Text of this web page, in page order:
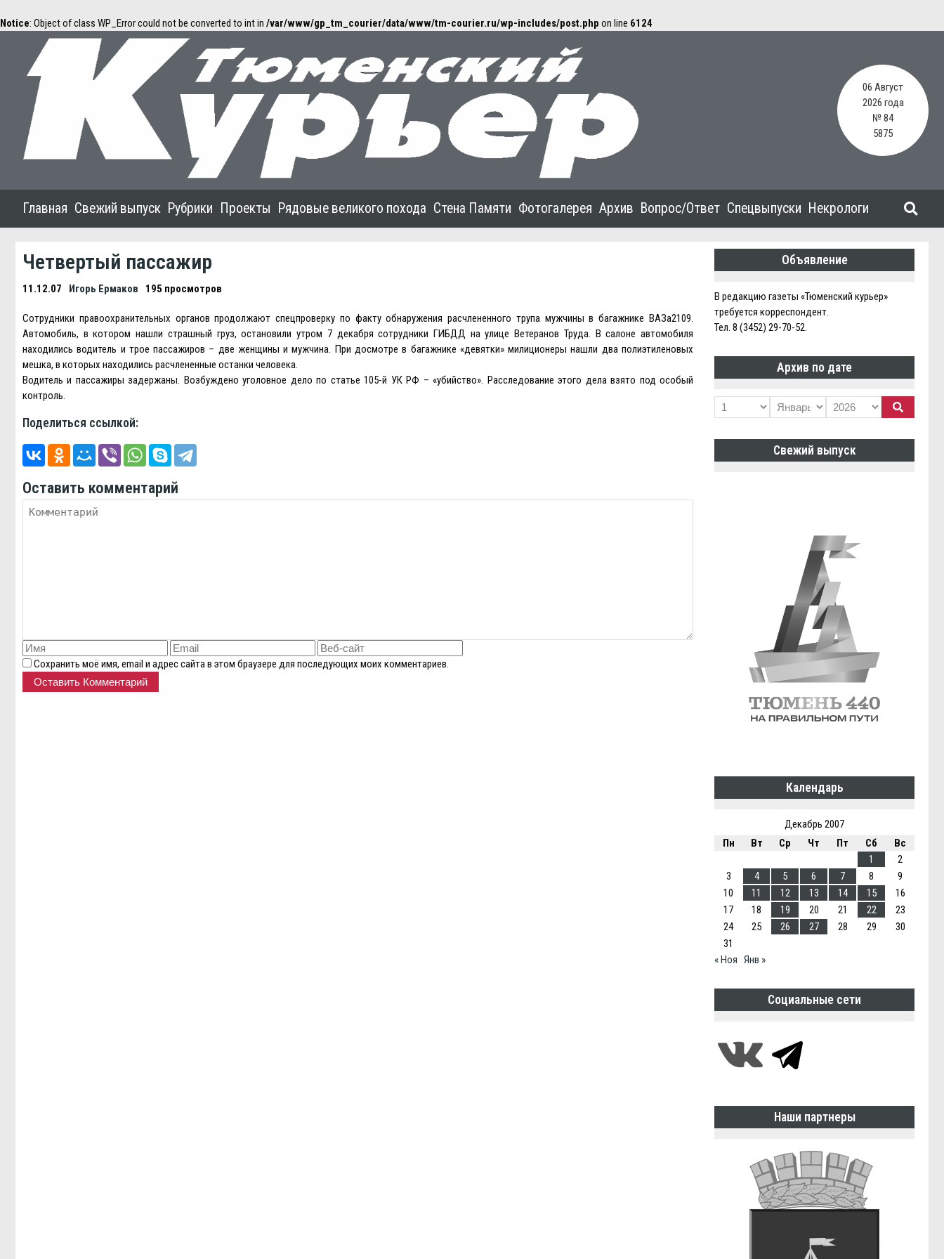
Notice: Object of class WP_Error could not be converted to int in /var/www/gp_tm_courier/data/www/tm-courier.ru/wp-includes/post.php on line 6124
06 Август
2026 года
№ 84
5875
Главная Свежий выпуск Рубрики Проекты Рядовые великого похода Стена Памяти Фотогалерея Архив Вопрос/Ответ Спецвыпуски Некрологи
Четвертый пассажир
11.12.07 Игорь Ермаков 195 просмотров
Сотрудники правоохранительных органов продолжают спецпроверку по факту обнаружения расчлененного трупа мужчины в багажнике ВАЗа2109.
Автомобиль, в котором нашли страшный груз, остановили утром 7 декабря сотрудники ГИБДД на улице Ветеранов Труда. В салоне автомобиля
находились водитель и трое пассажиров – две женщины и мужчина. При досмотре в багажнике «девятки» милиционеры нашли два полиэтиленовых
мешка, в которых находились расчлененные останки человека.
Водитель и пассажиры задержаны. Возбуждено уголовное дело по статье 105-й УК РФ – «убийство». Расследование этого дела взято под особый
контроль.
Поделиться ссылкой:
Оставить комментарий
Сохранить моё имя, email и адрес сайта в этом браузере для последующих моих комментариев.
Объявление
В редакцию газеты «Тюменский курьер»
требуется корреспондент.
Тел. 8 (3452) 29-70-52.
Архив по дате
Свежий выпуск
Календарь
Декабрь 2007
Пн
Вт Ср Чт Пт Сб
Вс
1
2
3
4 5 6 7 8
9
10
11 12 13 14 15
16
17
18 19 20 21 22
23
24
25 26 27 28 29
30
31
« Ноя Янв »
Социальные сети
Наши партнеры